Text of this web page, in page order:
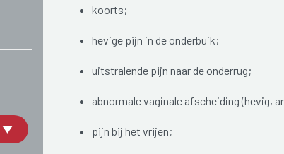
koorts;
hevige pijn in de onderbuik;
uitstralende pijn naar de onderrug;
abnormale vaginale afscheiding (hevig,
pijn bij het vrijen;